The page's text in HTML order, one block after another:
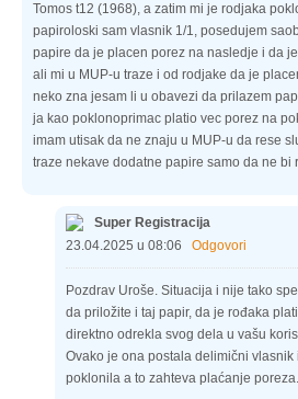
Tomos t12 (1968), a zatim mi je rodjaka
papiroloski sam vlasnik 1/1, posedujem
papire da je placen porez na nasledje i da
ali mi u MUP-u traze i od rodjake da je
neko zna jesam li u obavezi da prilazem
ja kao poklonoprimac platio vec porez na
imam utisak da ne znaju u MUP-u da rese
traze nekave dodatne papire samo da ne bi
Super Registracija
23.04.2025 u 08:06 Odgovori
Pozdrav Uroše. Situacija i nije tako
da priložite i taj papir, da je rođaka
direktno odrekla svog dela u vašu
Ovako je ona postala delimični vlasnik
poklonila a to zahteva plaćanje poreza.